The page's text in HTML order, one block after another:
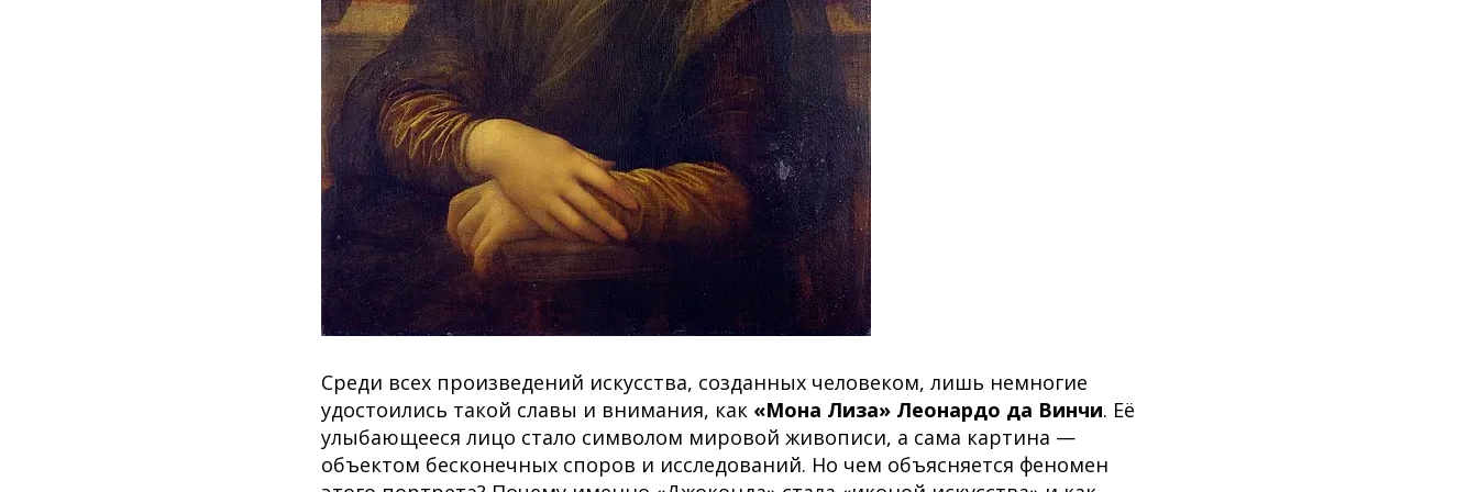
Среди всех произведений искусства, созданных человеком, лишь немногие
удостоились такой славы и внимания, как «Мона Лиза» Леонардо да Винчи. Её
улыбающееся лицо стало символом мировой живописи, а сама картина —
объектом бесконечных споров и исследований. Но чем объясняется феномен